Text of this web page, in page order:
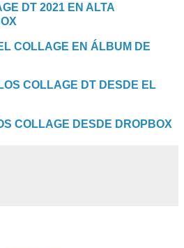
DT 2021 EN ALTA
COLLAGE EN ÁLBUM DE
COLLAGE DT DESDE EL
COLLAGE DESDE DROPBOX